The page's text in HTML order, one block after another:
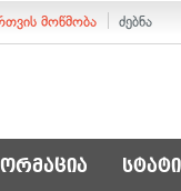
მოწმობა ძებნა